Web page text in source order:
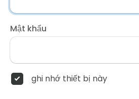
Mật khẩu
ghi nhớ thiết bị này